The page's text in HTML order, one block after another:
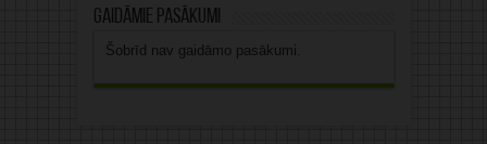
Gaidāmie pasākumi
Šobrīd nav gaidāmo pasākumi.